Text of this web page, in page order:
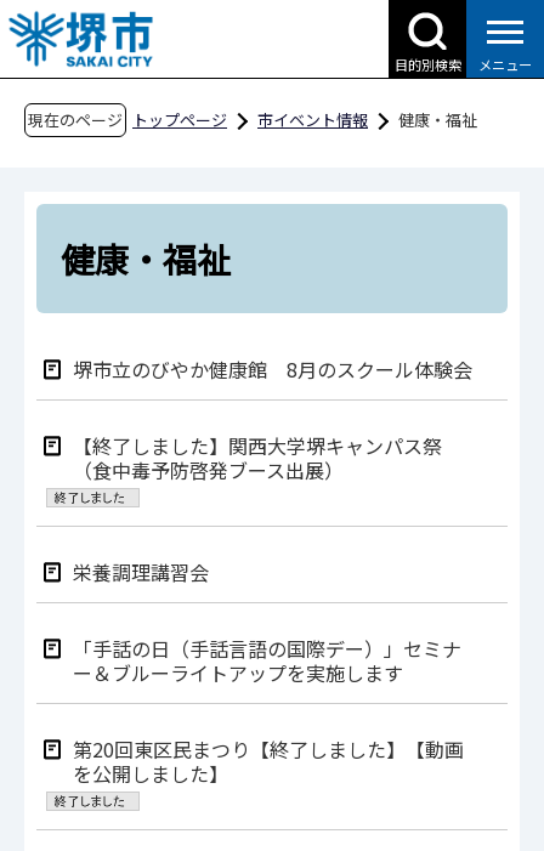
こ
の
ペ
目的別検索 メニュー
現在のページ トップページ 市イベント情報 健康・福祉
健康・福祉
堺市立のびやか健康館 8⽉のスクール体験会
【終了しました】関西大学堺キャンパス祭
（食中毒予防啓発ブース出展）
栄養調理講習会
「手話の日（手話言語の国際デー）」セミナ
ー＆ブルーライトアップを実施します
第20回東区民まつり【終了しました】【動画
を公開しました】